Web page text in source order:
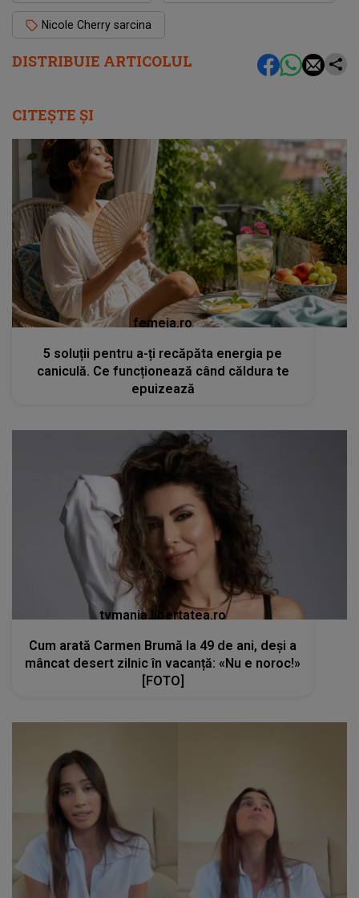
DISTRIBUIE ARTICOLUL
Nicole Cherry sarcina
CITEȘTE ȘI
femeia.ro
5 soluții pentru a-ți recăpăta energia pe
caniculă. Ce funcționează când căldura te
epuizează
tvmania.libertatea.ro
Cum arată Carmen Brumă la 49 de ani, deși a
mâncat desert zilnic în vacanță: «Nu e noroc!»
[FOTO]